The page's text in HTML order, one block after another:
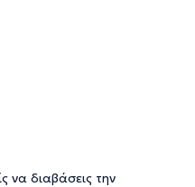
να διαβάσεις την